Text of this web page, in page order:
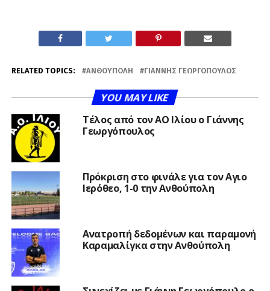
RELATED TOPICS: ΑΝΘΟΎΠΟΛΗ ΓΙΆΝΝΗΣ ΓΕΩΡΓΌΠΟΥΛΟΣ
YOU MAY LIKE
Τέλος από τον ΑΟ Ιλίου ο Γιάννης
Γεωργόπουλος
Πρόκριση στο φινάλε για τον Αγιο
Ιερόθεο, 1-0 την Ανθούπολη
Ανατροπή δεδομένων και παραμονή
Καραμαλίγκα στην Ανθούπολη